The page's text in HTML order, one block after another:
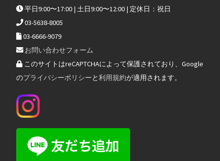
平日9:00〜17:00 | 土日9:00〜12:00 | 定休日：祝日
03-5638-8005
03-6666-9079
お問い合わせフォーム
このサイトはreCAPTCHAによって保護されており、Google
のプライバシーポリシーと利用規約が適用されます。